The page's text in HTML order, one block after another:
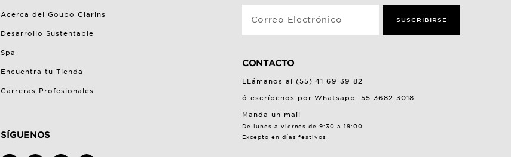
Acerca del Goupo Clarins
Desarrollo Sustentable
Spa
Encuentra tu Tienda
Carreras Profesionales
SÍGUENOS
Correo Electrónico SUSCRIBIRSE
CONTACTO
LLámanos al (55) 41 69 39 82
ó escríbenos por Whatsapp: 55 3682 3018
Manda un mail
De lunes a viernes de 9:30 a 19:00
Excepto en días festivos